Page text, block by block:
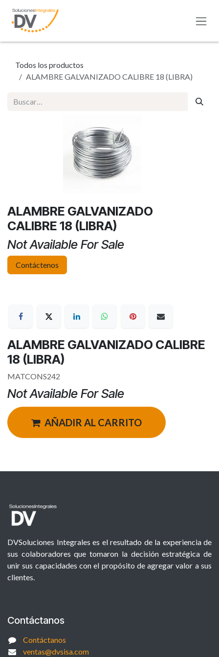
Todos los productos
ALAMBRE GALVANIZADO CALIBRE 18 (LIBRA)
ALAMBRE GALVANIZADO
CALIBRE 18 (LIBRA)
Not Available For Sale
Contáctenos
ALAMBRE GALVANIZADO CALIBRE
18 (LIBRA)
MATCONS242
Not Available For Sale
AÑADIR AL CARRITO
DVSoluciones Integrales es el resultado de la experiencia de
sus colaboradores que tomaron la decisión estratégica de
unir sus capacidades con el propósito de agregar valor a sus
clientes.
Contáctanos
Contáctanos
ventas@dvsisa.com